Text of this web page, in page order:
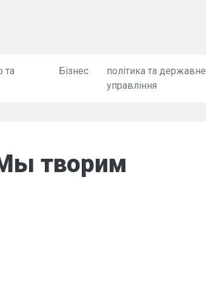
та
Бізнес
політика та державне
управління
творим